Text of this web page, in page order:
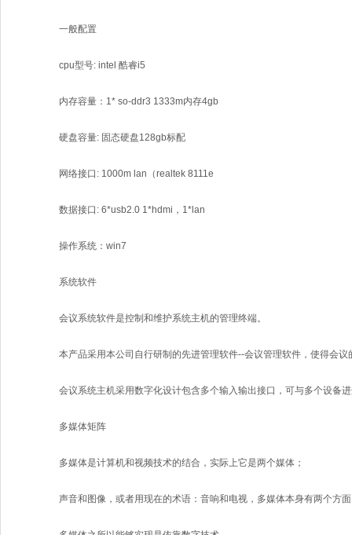
一般配置
cpu型号: intel 酷睿i5
内存容量：1* so-ddr3 1333m内存4gb
硬盘容量: 固态硬盘128gb标配
网络接口: 1000m lan（realtek 8111e
数据接口: 6*usb2.0 1*hdmi，1*lan
操作系统：win7
系统软件
会议系统软件是控制和维护系统主机的管理终端。
本产品采用本公司自行研制的先进管理软件--会议管理软件，使得会
会议系统主机采用数字化设计包含多个输入输出接口，可与多个设备
多媒体矩阵
多媒体是计算机和视频技术的结合，实际上它是两个媒体；
声音和图像，或者用现在的术语：音响和电视，多媒体本身有两个方